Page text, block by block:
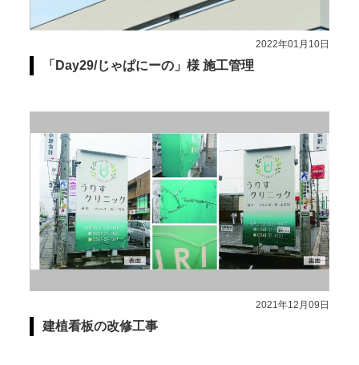
2022年01月10日
「Day29/じゃぱにーの」様 施工管理
2021年12月09日
建植看板の改修工事